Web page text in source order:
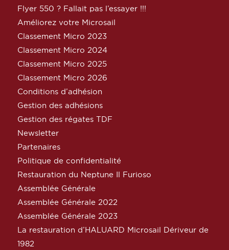
Flyer 550 ? Fallait pas l’essayer !!!
Améliorez votre Microsail
Classement Micro 2023
Classement Micro 2024
Classement Micro 2025
Classement Micro 2026
Conditions d’adhésion
Gestion des adhésions
Gestion des régates TDF
Newsletter
Partenaires
Politique de confidentialité
Restauration du Neptune Il Furioso
Assemblée Générale
Assemblée Générale 2022
Assemblée Générale 2023
La restauration d’HALUARD Microsail Dériveur de
1982